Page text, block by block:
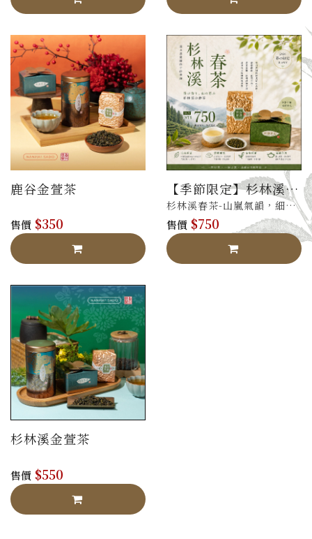
鹿谷金萱茶
售價 $350
【季節限定】杉林溪
春茶
杉林溪春茶-山嵐氣韻，細緻
柔潤
售價 $750
杉林溪金萱茶
售價 $550